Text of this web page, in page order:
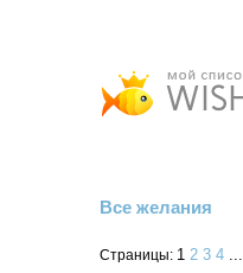
Все желания
Страницы: 1 2 3 4...